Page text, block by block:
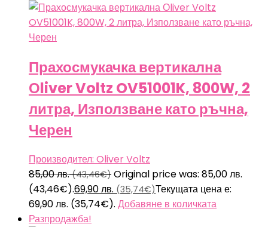
Прахосмукачка вертикална
Оliver Voltz OV51001K, 800W, 2
литра, Използване като ръчна,
Черен
Производител: Oliver Voltz
85,00лв.(43,46€) Original price was: 85,00 лв.
(43,46€).69,90лв. (35,74€)Текущата цена е:
69,90 лв. (35,74€). Добавяне в количката
Разпродажба!